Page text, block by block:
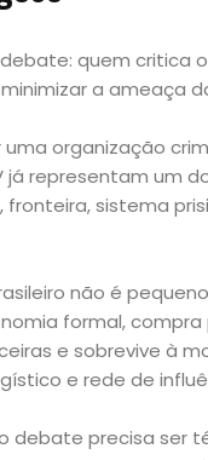
quem critica
a ameaça
organização
já representam um
sistema
não é
formal,
e sobrevive à
e rede de
debate precisa ser